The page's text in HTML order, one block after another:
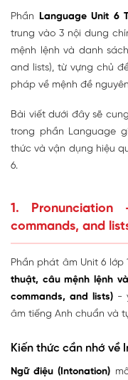
Phần Language Unit 6
trung vào 3 nội dung
mệnh lệnh và danh
and lists), từ vựng chủ
pháp về mệnh đề
Bài viết dưới đây sẽ
trong phần Language
thức và vận dụng hiệu
6.
1.
commands, and
Phần phát âm Unit 6 lớp
thuật, câu mệnh lệnh
commands, and lists) -
âm tiếng Anh chuẩn và
Kiến thức cần nhớ về
Ngữ điệu (Intonation)